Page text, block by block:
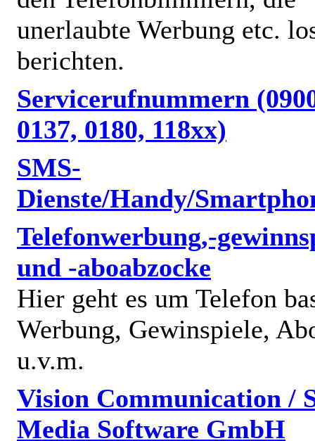
unerlaubte Werbung etc.
berichten.
Servicerufnummern
0137, 0180, 118xx)
SMS-
Dienste/Handy/
Telefonwerbung,-
und -aboabzocke
Hier geht es um Telefon
Werbung, Gewinspiele,
u.v.m.
Vision Communication /
Media Software GmbH